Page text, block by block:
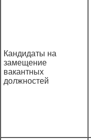
Кандидаты на
замещение
вакантных
должностей